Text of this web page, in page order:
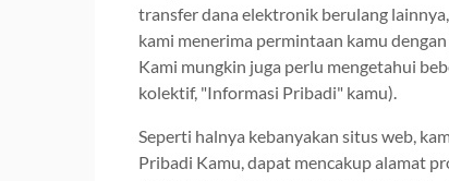
transfer dana elektronik berulang
kami menerima permintaan kamu
Kami mungkin juga perlu mengetahui
kolektif, "Informasi Pribadi" kamu).
Seperti halnya kebanyakan situs web,
Pribadi Kamu, dapat mencakup alamat